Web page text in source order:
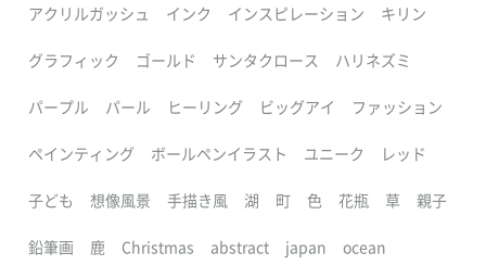
アクリルガッシュ インク インスピレーション キリン
グラフィック ゴールド サンタクロース ハリネズミ
パープル パール ヒーリング ビッグアイ ファッション
ペインティング ボールペンイラスト ユニーク レッド
子ども 想像風景 手描き風 湖 町 色 花瓶 草 親子
鉛筆画 鹿 Christmas abstract japan ocean